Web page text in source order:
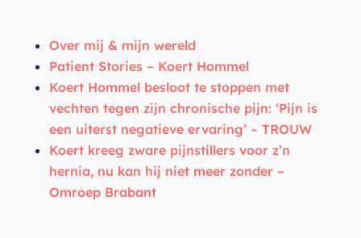
Over mij & mijn wereld
Patient Stories – Koert Hommel
Koert Hommel besloot te stoppen met
vechten tegen zijn chronische pijn: ‘Pijn is
een uiterst negatieve ervaring’ – TROUW
Koert kreeg zware pijnstillers voor z’n
hernia, nu kan hij niet meer zonder –
Omroep Brabant